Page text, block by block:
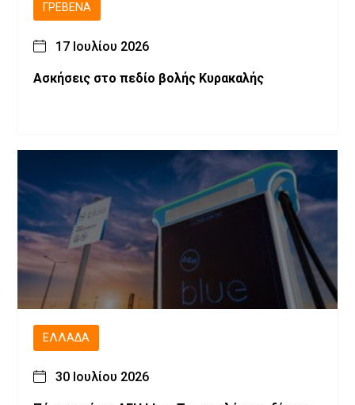
ΓΡΕΒΕΝΆ
17 Ιουλίου 2026
Ασκήσεις στο πεδίο βολής Κυρακαλής
ΕΛΛΆΔΑ
30 Ιουλίου 2026